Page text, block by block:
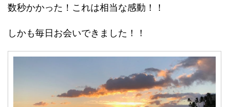
数秒かかった！これは相当な感動！！
しかも毎日お会いできました！！